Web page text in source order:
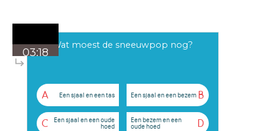
03:18
Wat moest de sneeuwpop nog?
A Een sjaal en een tas B
Een sjaal en een bezem
C
Een sjaal en een oude
hoed
D
Een bezem en een
oude hoed